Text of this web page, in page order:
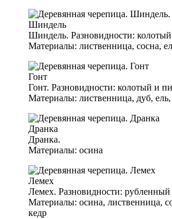
Шиндель
Шиндель. Разновидности:
Материалы: лиственница, сосна,
Гонт
Гонт. Разновидности: колотый и
Материалы: лиственница, дуб, ель,
Дранка
Дранка.
Материалы: осина
Лемех
Лемех. Разновидности:
Материалы: осина, лиственница,
кедр